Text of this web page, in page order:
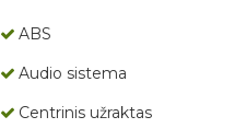
ABS
Audio sistema
Centrinis užraktas